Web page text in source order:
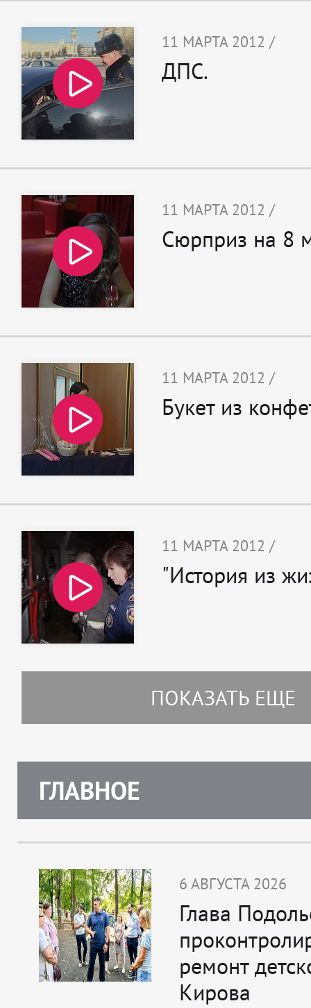
11 МАРТА 2012 /
ДПС.
11 МАРТА 2012 /
Сюрприз на 8
11 МАРТА 2012 /
Букет из
11 МАРТА 2012 /
"История из
ПОКАЗАТЬ ЕЩЕ
ГЛАВНОЕ
6 АВГУСТА 2026
Глава
ремонт
Кирова